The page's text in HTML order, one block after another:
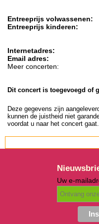
Entreeprijs volwassenen:
Entreeprijs kinderen:
Internetadres:
Email adres:
Meer concerten:
Dit concert is toegevoegd of
Deze gegevens zijn
kunnen de juistheid niet
voordat u naar het concert gaat.
Uw e-